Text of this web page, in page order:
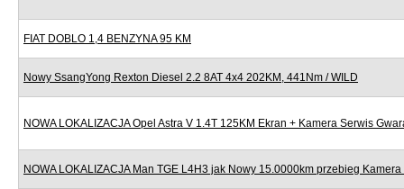
FIAT DOBLO 1,4 BENZYNA 95 KM
Nowy SsangYong Rexton Diesel 2.2 8AT 4x4 202KM, 441Nm / WILD
NOWA LOKALIZACJA Opel Astra V 1.4T 125KM Ekran + Kamera Serwis
NOWA LOKALIZACJA Man TGE L4H3 jak Nowy 15.0000km przebieg Kamera